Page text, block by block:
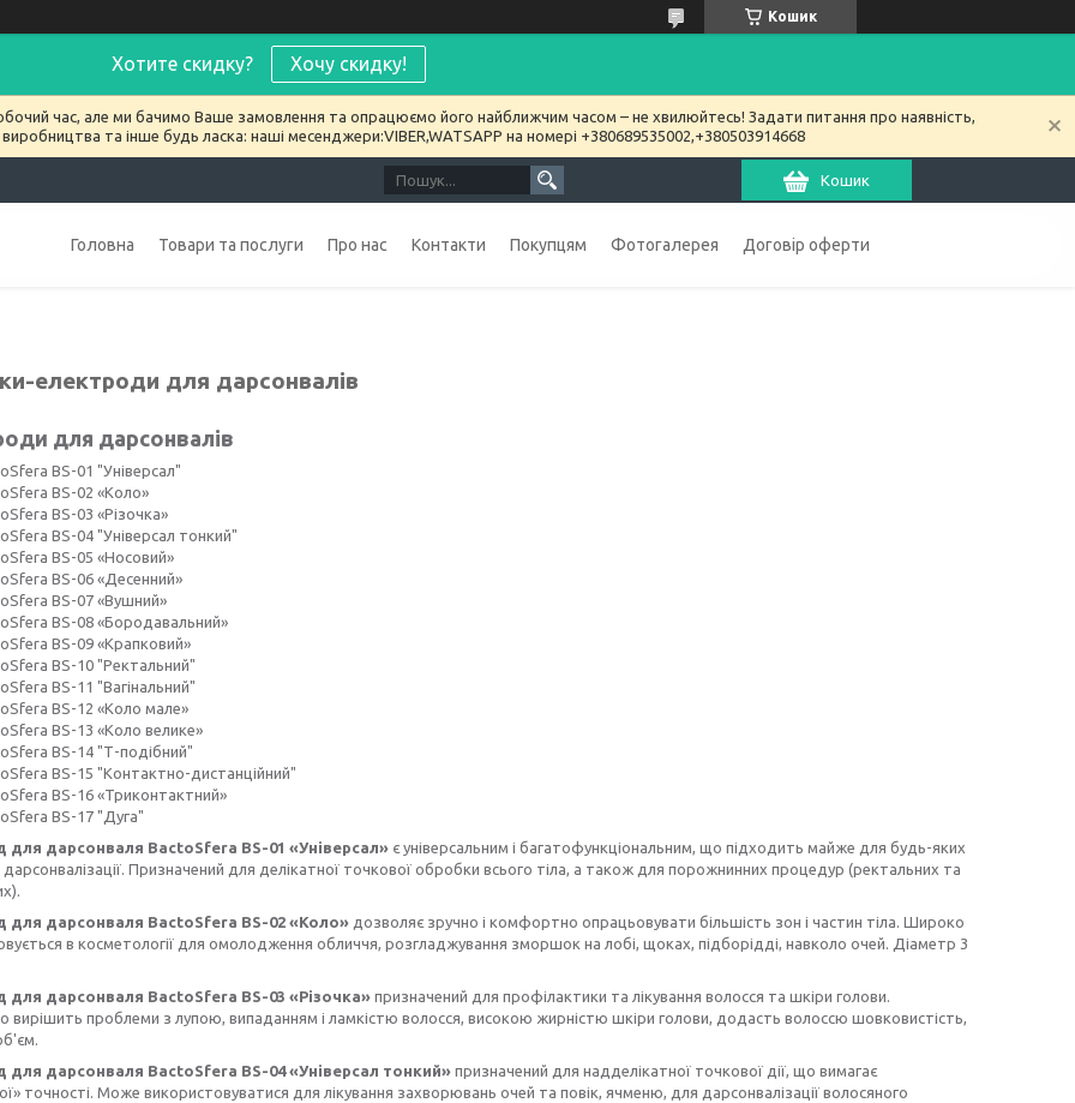
Кошик
Хотите скидку? Хочу скидку!
час, але ми бачимо Ваше замовлення та опрацюємо його найближчим часом – не хвилюйтесь! Задати питання про наявність,
та інше будь ласка: наші месенджери:VIBER,WATSAPP на номері +380689535002,+380503914668
Кошик
Головна Товари та послуги Про нас Контакти Покупцям Фотогалерея Договір оферти
електроди для дарсонвалів
для дарсонвалів
BS-01 "Універсал"
BS-02 «Коло»
BS-03 «Різочка»
BS-04 "Універсал тонкий"
BS-05 «Носовий»
BS-06 «Десенний»
BS-07 «Вушний»
BS-08 «Бородавальний»
BS-09 «Крапковий»
BS-10 "Ректальний"
BS-11 "Вагінальний"
BS-12 «Коло мале»
BS-13 «Коло велике»
BS-14 "Т-подібний"
BS-15 "Контактно-дистанційний"
BS-16 «Триконтактний»
BS-17 "Дуга"
для дарсонваля BactoSfera BS-01 «Універсал» є універсальним і багатофункціональним, що підходить майже для будь-яких
Призначений для делікатної точкової обробки всього тіла, а також для порожнинних процедур (ректальних та
для дарсонваля BactoSfera BS-02 «Коло» дозволяє зручно і комфортно опрацьовувати більшість зон і частин тіла. Широко
в косметології для омолодження обличчя, розгладжування зморшок на лобі, щоках, підборідді, навколо очей. Діаметр 3
для дарсонваля BactoSfera BS-03 «Різочка» призначений для профілактики та лікування волосся та шкіри голови.
вирішить проблеми з лупою, випаданням і ламкістю волосся, високою жирністю шкіри голови, додасть волоссю шовковистість,
для дарсонваля BactoSfera BS-04 «Універсал тонкий» призначений для надделікатної точкової дії, що вимагає
точності. Може використовуватися для лікування захворювань очей та повік, ячменю, для дарсонвалізації волосяного